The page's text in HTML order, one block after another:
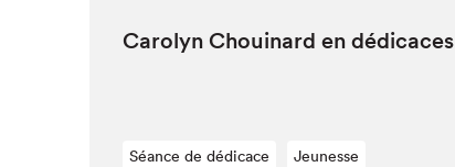
Car­olyn Chouinard en dédicaces
Séance de dédicace Jeunesse